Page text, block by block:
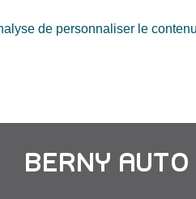
de personnaliser le
BERNY